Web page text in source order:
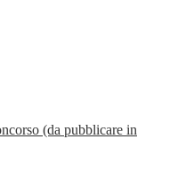
(da pubblicare in